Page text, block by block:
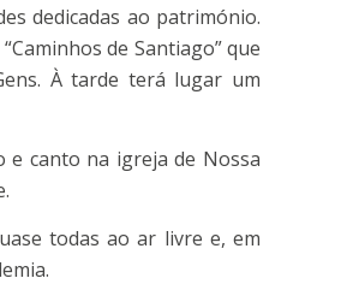
dedicadas ao património.
de Santiago” que
À tarde terá lugar um
e canto na igreja de Nossa
todas ao ar livre e, em